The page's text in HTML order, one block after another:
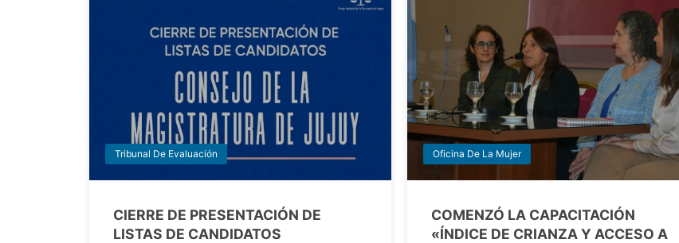
Tribunal De Evaluación
CIERRE DE PRESENTACIÓN DE
LISTAS DE CANDIDATOS
Oficina De La Mujer
COMENZÓ LA CAPACITACIÓN
«ÍNDICE DE CRIANZA Y ACCESO A